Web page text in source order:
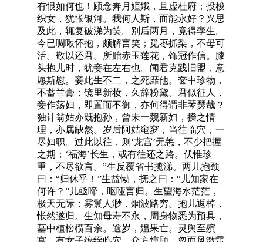
有恨如何也！顾念奔月姮娥，且虚桂府；投梭
织女，犹怅银河。我何人斯，而能永好？兴思
及此，辄复破涕为笑。别后两月，竟得孪生。
今已啁啾怀抱，颇解言笑；觅枣抓梨，不母可
活。敬以还君。所贻赤玉莲花，饰冠作信。膝
头抱儿时，犹妾在左右也。闻君克践旧盟，意
愿斯慰。妾此生不二，之死靡他。奁中珍物，
不蓄兰膏；镜里新妆，久辞粉黛。君似征人，
妾作荡妇，即置而不御，亦何得谓非琴瑟哉？
独计翁姑亦既抱孙，曾未一觌新妇，揆之情
理，亦属缺然。岁后阿姑窀穸，当往临穴，一
尽妇职。过此以往，则‘龙宫’无恙，不少把握
之期；‘福海’长生，或有往还之路。伏惟珍
重，不尽欲言。”生反覆省书揽涕。两儿抱颈
曰：“归休乎！”生益恸，抚之曰：“儿知家在
何许？”儿亟啼，呕哑言归。生望海水茫茫，
极天无际；雾鬟人渺，烟波路穷。抱儿返棹，
怅然遂归。生知母寿不永，周身物悉为预具，
墓中植松槚百余。逾岁，媪果亡。灵舆至殡